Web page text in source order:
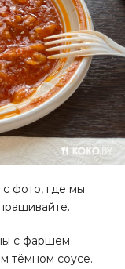
фото, где мы
с фаршем
тёмном соусе.